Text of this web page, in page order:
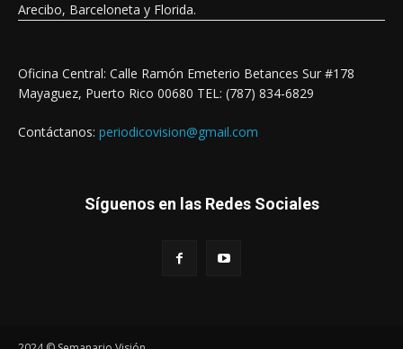
Arecibo, Barceloneta y Florida.
Oficina Central: Calle Ramón Emeterio Betances Sur #178
Mayaguez, Puerto Rico 00680 TEL: (787) 834-6829
Contáctanos: periodicovision@gmail.com
Síguenos en las Redes Sociales